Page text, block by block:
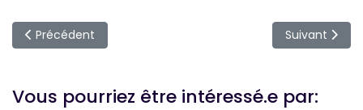
Article précédent : Devenir diététicien.ne en libéral ?
Précédent Article
Suivant
Vous pourriez être intéressé.e par: